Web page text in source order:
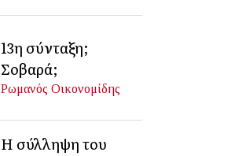
13η σύνταξη;
Σοβαρά;
Ρωμανός Οικονομίδης
Η σύλληψη του